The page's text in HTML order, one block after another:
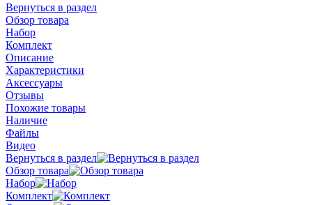
Вернуться в раздел
Обзор товара
Набор
Комплект
Описание
Характеристики
Аксессуары
Отзывы
Похожие товары
Наличие
Файлы
Видео
Вернуться в раздел
Обзор товара
Набор
Комплект